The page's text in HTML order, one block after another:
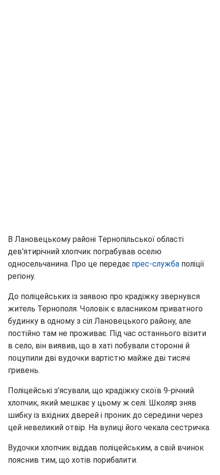
В Лановецькому районі Тернопільської області
дев'ятирічний хлопчик пограбував оселю
односельчанина. Про це передає прес-служба поліції
регіону.
До поліцейських із заявою про крадіжку звернувся
житель Тернополя. Чоловік є власником приватного
будинку в одному з сіл Лановецького району, але
постійно там не проживає. Під час останнього візити
в село, він виявив, що в хаті побували сторонні й
поцупили дві вудочки вартістю майже дві тисячі
гривень.
Поліцейські з’ясували, що крадіжку скоїв 9-річний
хлопчик, який мешкає у цьому ж селі. Школяр зняв
шибку із вхідних дверей і проник до середини через
цей невеликий отвір. На вулиці його чекала сестричка.
Вудочки хлопчик віддав поліцейським, а свій вчинок
пояснив тим, що хотів порибалити.